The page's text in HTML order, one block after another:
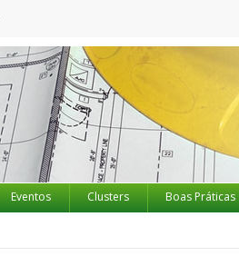
Eventos Clusters Boas Práticas